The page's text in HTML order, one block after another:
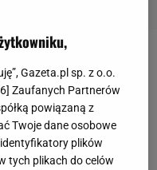
singlowego
jedną z
się w
straciła tylko
największe
Gazeta.pl sp. z o.o.
] Zaufanych Partnerów
powiązaną z
Twoje dane osobowe
identyfikatory plików
tych plikach do celów